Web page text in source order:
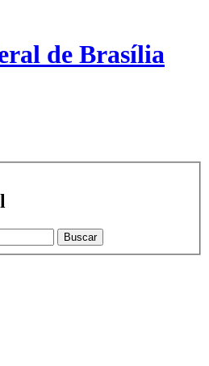
de Brasília
Buscar